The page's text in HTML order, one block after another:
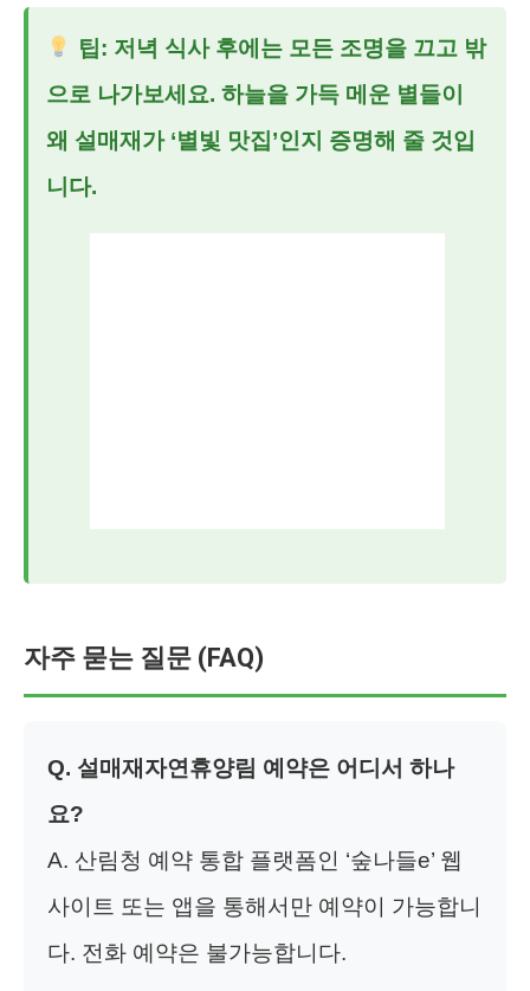
팁: 저녁 식사 후에는 모든 조명을 끄고 밖
으로 나가보세요. 하늘을 가득 메운 별들이
왜 설매재가 ‘별빛 맛집’인지 증명해 줄 것입
니다.
자주 묻는 질문 (FAQ)
Q. 설매재자연휴양림 예약은 어디서 하나
요?
A. 산림청 예약 통합 플랫폼인 ‘숲나들e’ 웹
사이트 또는 앱을 통해서만 예약이 가능합니
다. 전화 예약은 불가능합니다.